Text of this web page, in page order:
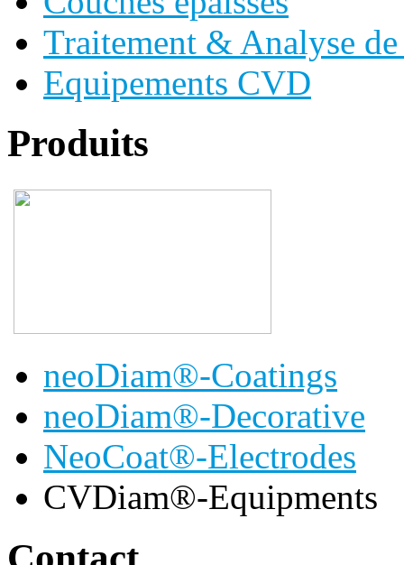
Traitement & Analyse
Equipements CVD
Produits
neoDiam®-Coatings
neoDiam®-Decorative
NeoCoat®-Electrodes
CVDiam®-Equipments